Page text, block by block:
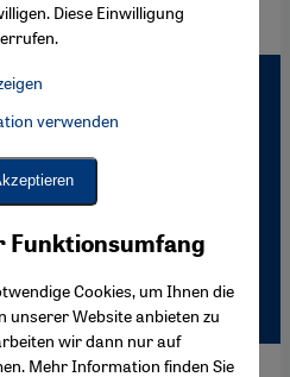
Funktionsumfang
Cookies, um Ihnen die
unserer Website anbieten zu
wir dann nur auf
Mehr Information finden Sie
Diese Einwilligung
Connect, Google Maps Embed,
Connect
verwenden